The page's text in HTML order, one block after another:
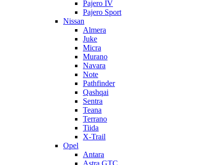
Pajero IV
Pajero Sport
Nissan
Almera
Juke
Micra
Murano
Navara
Note
Pathfinder
Qashqai
Sentra
Teana
Terrano
Tiida
X-Trail
Opel
Antara
Astra GTC